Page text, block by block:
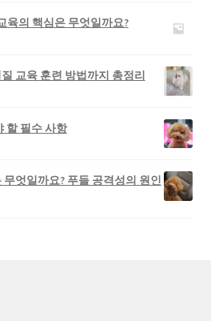
육의 핵심은 무엇일까요?
교육 훈련 방법까지 총정리
할 필수 사항
엇일까요? 푸들 공격성의 원인